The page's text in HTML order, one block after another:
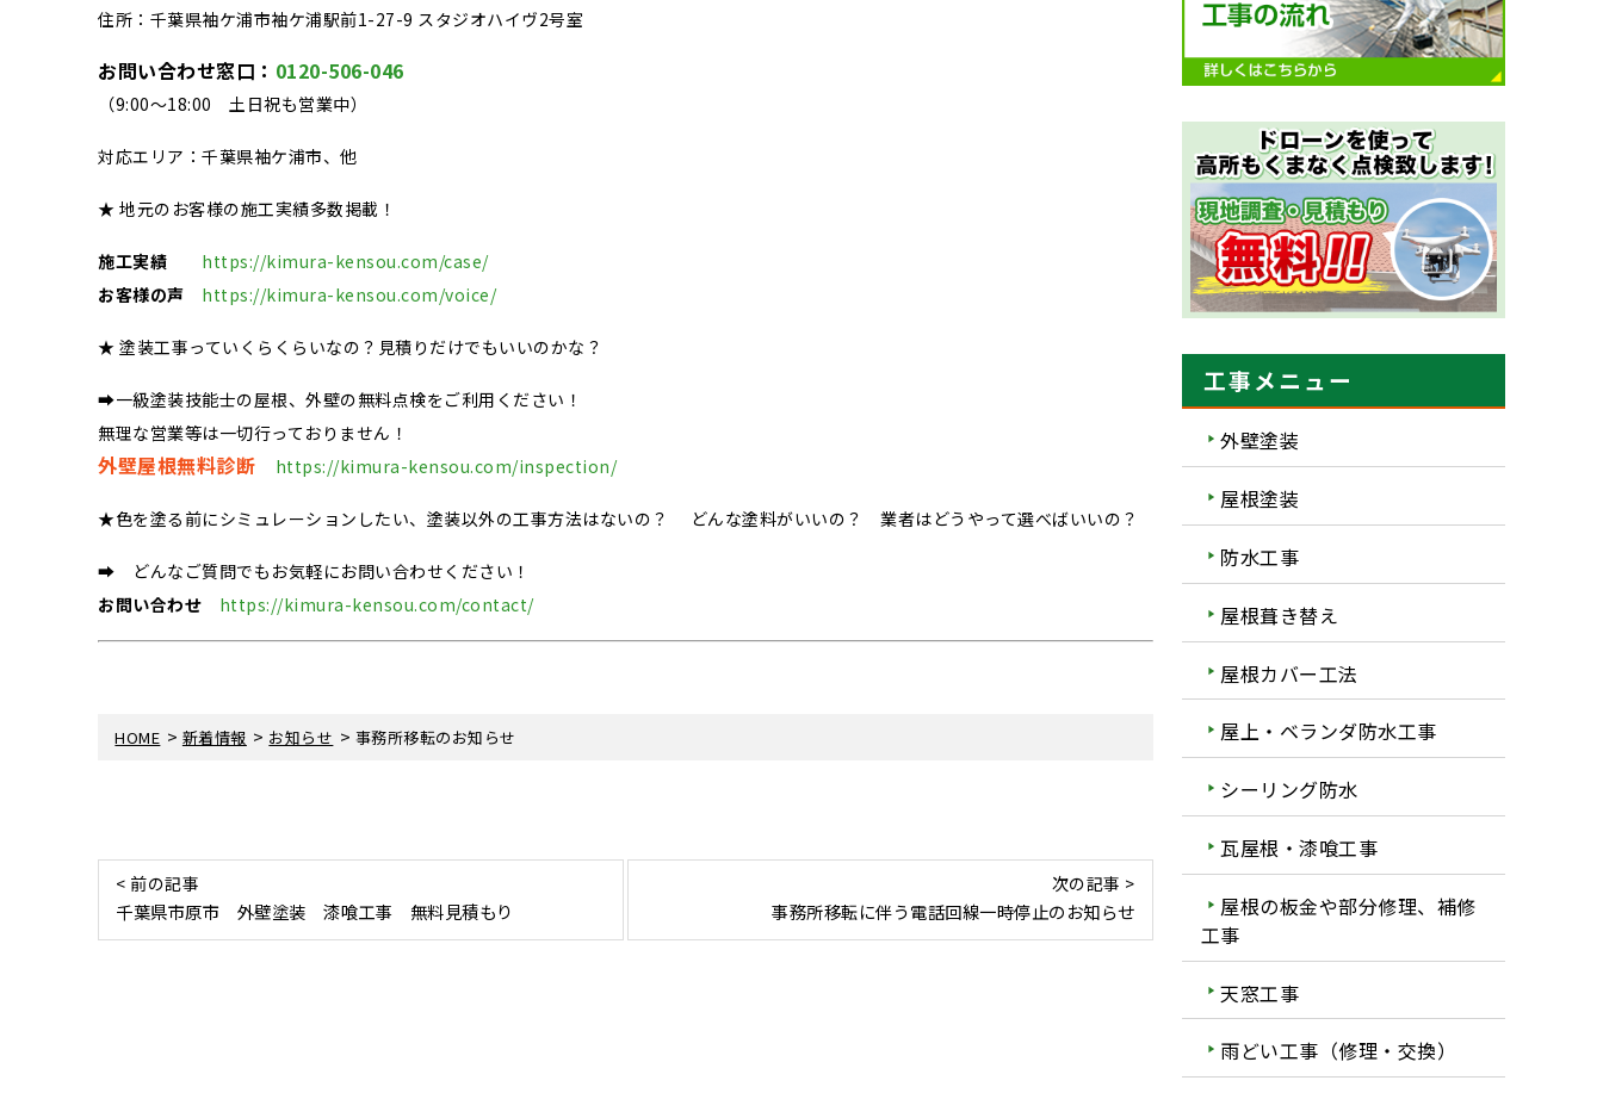
住所：千葉県袖ケ浦市袖ケ浦駅前1-27-9 スタジオハイヴ2号室
お問い合わせ窓口： 0120-506-046
（9:00～18:00 土日祝も営業中）
対応エリア：千葉県袖ケ浦市、他
★ 地元のお客様の施工実績多数掲載！
施工実績
https://kimura-kensou.com/case/
お客様の声
https://kimura-kensou.com/voice/
★ 塗装工事っていくらくらいなの？見積りだけでもいいのかな？
➡一級塗装技能士の屋根、外壁の無料点検をご利用ください！
無理な営業等は一切行っておりません！
外壁屋根無料診断 https://kimura-kensou.com/inspection/
★色を塗る前にシミュレーションしたい、塗装以外の工事方法はないの？ どんな塗料がいいの？ 業者はどうやって選べばいいの？
➡ どんなご質問でもお気軽にお問い合わせください！
お問い合わせ
https://kimura-kensou.com/contact/
HOME > 新着情報 > お知らせ > 事務所移転のお知らせ
< 前の記事
千葉県市原市 外壁塗装 漆喰工事 無料見積もり
次の記事 >
事務所移転に伴う電話回線一時停止のお知らせ
工事メニュー
外壁塗装
屋根塗装
防水工事
屋根葺き替え
屋根カバー工法
屋上・ベランダ防水工事
シーリング防水
瓦屋根・漆喰工事
屋根の板金や部分修理、補修
工事
天窓工事
雨どい工事（修理・交換）